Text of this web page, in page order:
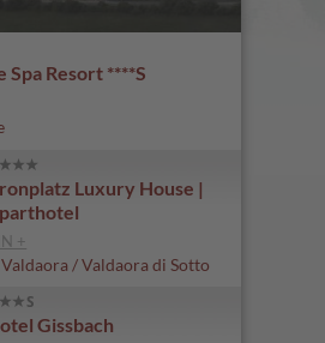
Resort ****S
Luxury House |
+
Valdaora / Valdaora di Sotto
Gissbach